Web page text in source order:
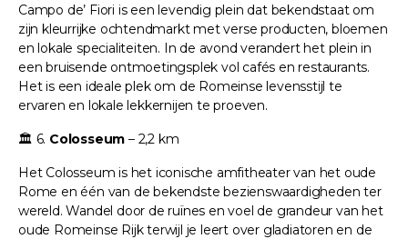
Campo de’ Fiori is een levendig plein dat bekendstaat om
zijn kleurrijke ochtendmarkt met verse producten, bloemen
en lokale specialiteiten. In de avond verandert het plein in
een bruisende ontmoetingsplek vol cafés en restaurants.
Het is een ideale plek om de Romeinse levensstijl te
ervaren en lokale lekkernijen te proeven.
🏛️ 6. Colosseum – 2,2 km
Het Colosseum is het iconische amfitheater van het oude
Rome en één van de bekendste bezienswaardigheden ter
wereld. Wandel door de ruïnes en voel de grandeur van het
oude Romeinse Rijk terwijl je leert over gladiatoren en de